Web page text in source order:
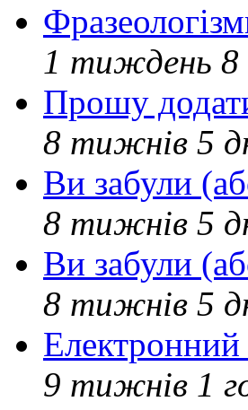
1 тиждень 8
Прошу
8 тижнів 5
Ви забули
8 тижнів 5
Ви забули
8 тижнів 5
Електронний
9 тижнів 1